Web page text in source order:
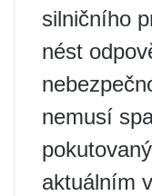
silničního
nést
nemusí
aktuálním